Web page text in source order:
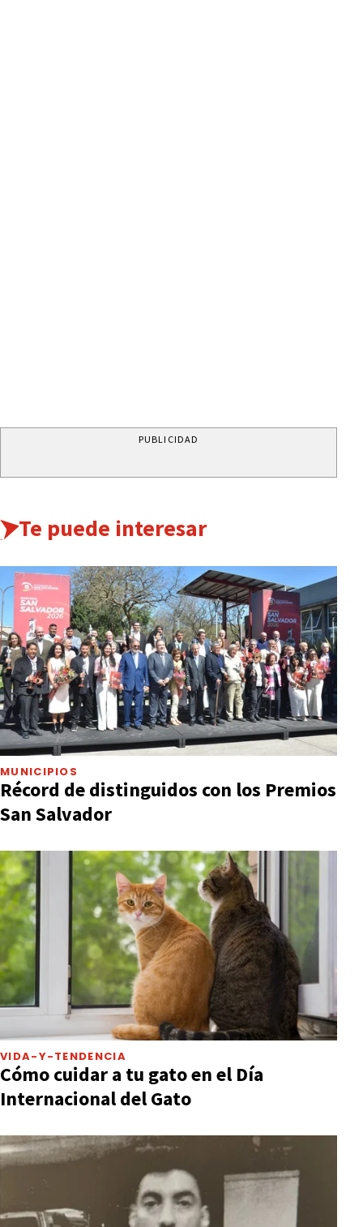
PUBLICIDAD
Te puede interesar
MUNICIPIOS
Récord de distinguidos con los Premios
San Salvador
VIDA-Y-TENDENCIA
Cómo cuidar a tu gato en el Día
Internacional del Gato